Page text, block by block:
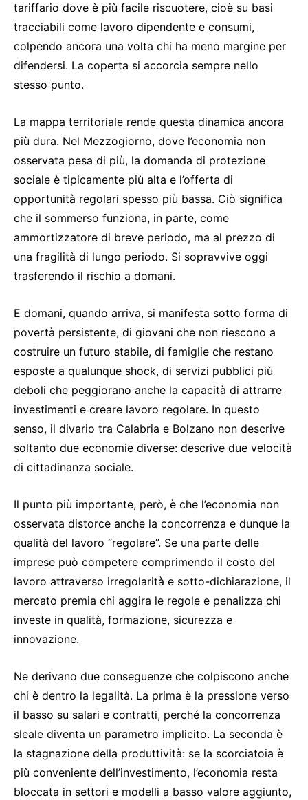
tariffario dove è più facile riscuotere, cioè su basi
tracciabili come lavoro dipendente e consumi,
colpendo ancora una volta chi ha meno margine per
difendersi. La coperta si accorcia sempre nello
stesso punto.
La mappa territoriale rende questa dinamica ancora
più dura. Nel Mezzogiorno, dove l’economia non
osservata pesa di più, la domanda di protezione
sociale è tipicamente più alta e l’offerta di
opportunità regolari spesso più bassa. Ciò significa
che il sommerso funziona, in parte, come
ammortizzatore di breve periodo, ma al prezzo di
una fragilità di lungo periodo. Si sopravvive oggi
trasferendo il rischio a domani.
E domani, quando arriva, si manifesta sotto forma di
povertà persistente, di giovani che non riescono a
costruire un futuro stabile, di famiglie che restano
esposte a qualunque shock, di servizi pubblici più
deboli che peggiorano anche la capacità di attrarre
investimenti e creare lavoro regolare. In questo
senso, il divario tra Calabria e Bolzano non descrive
soltanto due economie diverse: descrive due velocità
di cittadinanza sociale.
Il punto più importante, però, è che l’economia non
osservata distorce anche la concorrenza e dunque la
qualità del lavoro “regolare”. Se una parte delle
imprese può competere comprimendo il costo del
lavoro attraverso irregolarità e sotto-dichiarazione, il
mercato premia chi aggira le regole e penalizza chi
investe in qualità, formazione, sicurezza e
innovazione.
Ne derivano due conseguenze che colpiscono anche
chi è dentro la legalità. La prima è la pressione verso
il basso su salari e contratti, perché la concorrenza
sleale diventa un parametro implicito. La seconda è
la stagnazione della produttività: se la scorciatoia è
più conveniente dell’investimento, l’economia resta
bloccata in settori e modelli a basso valore aggiunto,